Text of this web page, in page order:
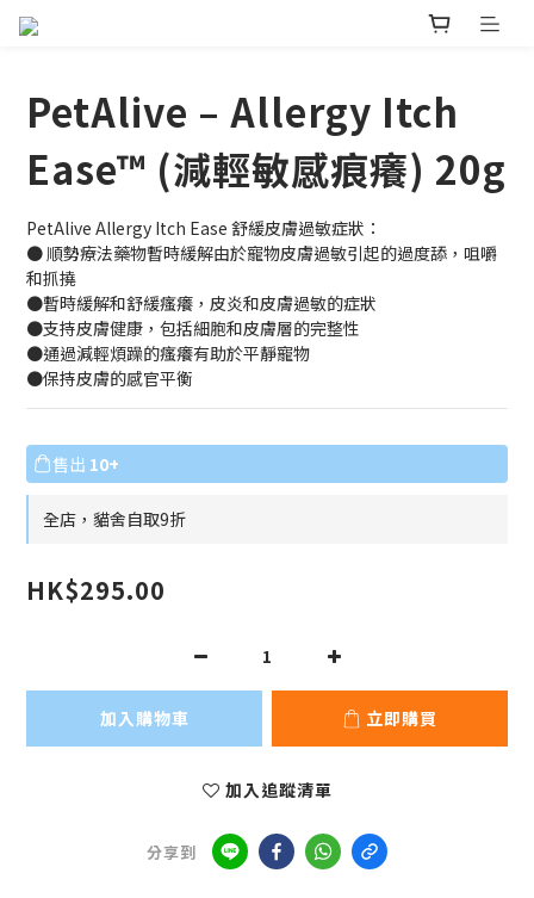
PetAlive – Allergy Itch
Ease™ (減輕敏感痕癢) 20g
PetAlive Allergy Itch Ease 舒緩皮膚過敏症狀：
● 順勢療法藥物暫時緩解由於寵物皮膚過敏引起的過度舔，咀嚼
和抓撓
●暫時緩解和舒緩瘙癢，皮炎和皮膚過敏的症狀
●支持皮膚健康，包括細胞和皮膚層的完整性
●通過減輕煩躁的瘙癢有助於平靜寵物
●保持皮膚的感官平衡
售出 10+
全店，貓舍自取9折
HK$295.00
加入購物車 立即購買
加入追蹤清單
分享到